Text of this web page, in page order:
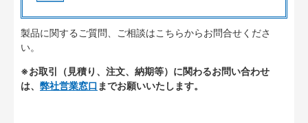
製品に関するご質問、ご相談はこちらからお問合せくださ
い。
※お取引（見積り、注文、納期等）に関わるお問い合わせ
は、 弊社営業窓口 までお願いいたします。